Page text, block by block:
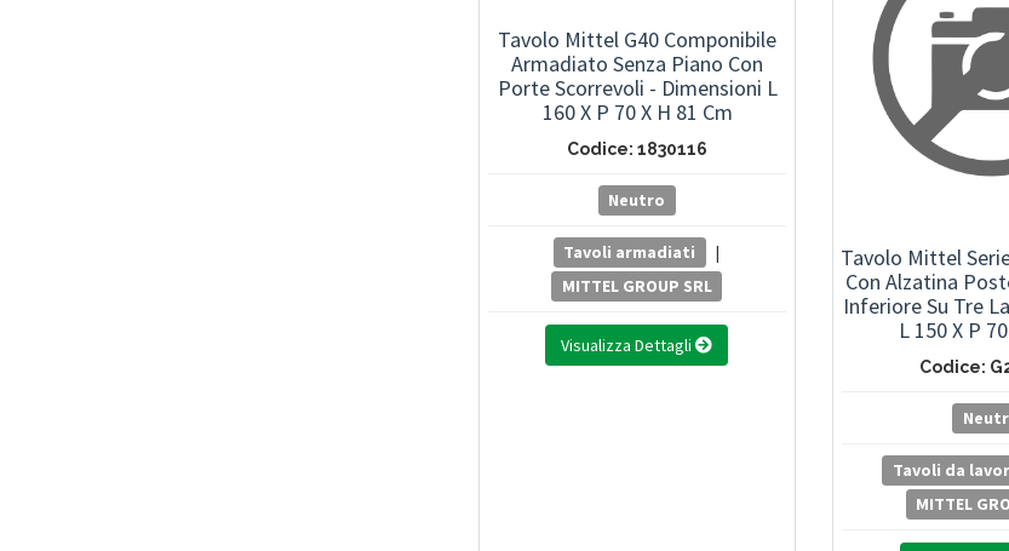
Tavolo Mittel G40 Componibile
Armadiato Senza Piano Con
Porte Scorrevoli - Dimensioni L
160 X P 70 X H 81 Cm
Codice: 1830116
Neutro
Tavoli armadiati
|
MITTEL GROUP SRL
Visualizza Dettagli
Tavolo Mittel
Con Alzatina
Inferiore Su Tre
L 150 X P
Codice:
Tavoli da
MITTEL